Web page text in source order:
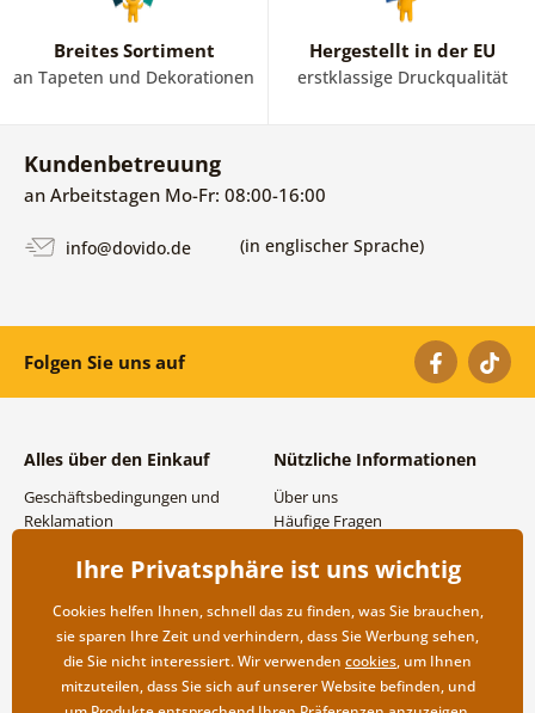
Breites Sortiment
an Tapeten und Dekorationen
Hergestellt in der EU
erstklassige Druckqualität
Kundenbetreuung
an Arbeitstagen Mo-Fr: 08:00-16:00
info@dovido.de (in englischer Sprache)
Folgen Sie uns auf
Alles über den Einkauf
Geschäftsbedingungen und
Reklamation
Versand- und
Rücksendung der Ware
Nützliche Informationen
Über uns
Häufige Fragen
Großhandel und
Ihre Privatsphäre ist uns wichtig
Cookies helfen Ihnen, schnell das zu finden, was Sie brauchen,
sie sparen Ihre Zeit und verhindern, dass Sie Werbung sehen,
die Sie nicht interessiert. Wir verwenden cookies, um Ihnen
mitzuteilen, dass Sie sich auf unserer Website befinden, und